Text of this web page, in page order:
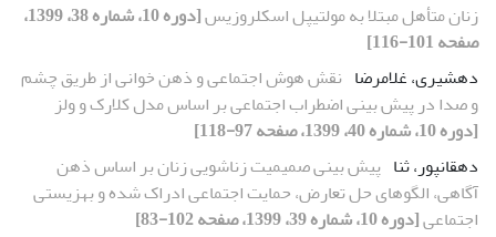
زنان متأهل مبتلا به مولتیپل اسکلروزیس
[دوره 10، شماره 38، 1399،
صفحه 101-116]
دهشیری، غلامرضا نقش هوش اجتماعی و ذهن خوانی از طریق چشم
و صدا در پیش بینی اضطراب اجتماعی بر اساس مدل کلارک و ولز
[دوره 10، شماره 40، 1399، صفحه 97-118]
دهقانپور، ثنا پیش بینی صمیمیت زناشویی زنان بر اساس ذهن
آگاهی، الگوهای حل تعارض، حمایت اجتماعی ادراک شده و بهزیستی
اجتماعی[دوره 10، شماره 39، 1399، صفحه 102-83]